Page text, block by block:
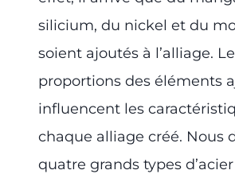
silicium, du nickel et du
soient ajoutés à l’alliage.
proportions des éléments
influencent les
chaque alliage créé. Nous
quatre grands types d’acier